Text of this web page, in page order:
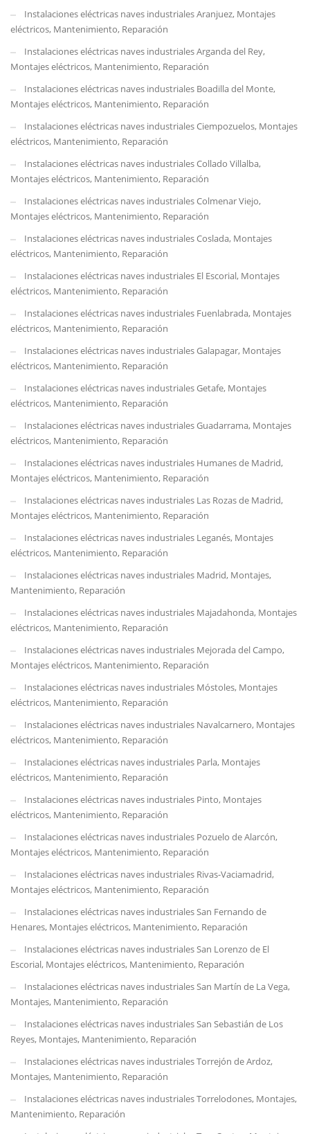
Instalaciones eléctricas naves industriales Aranjuez, Montajes
eléctricos, Mantenimiento, Reparación
Instalaciones eléctricas naves industriales Arganda del Rey,
Montajes eléctricos, Mantenimiento, Reparación
Instalaciones eléctricas naves industriales Boadilla del Monte,
Montajes eléctricos, Mantenimiento, Reparación
Instalaciones eléctricas naves industriales Ciempozuelos, Montajes
eléctricos, Mantenimiento, Reparación
Instalaciones eléctricas naves industriales Collado Villalba,
Montajes eléctricos, Mantenimiento, Reparación
Instalaciones eléctricas naves industriales Colmenar Viejo,
Montajes eléctricos, Mantenimiento, Reparación
Instalaciones eléctricas naves industriales Coslada, Montajes
eléctricos, Mantenimiento, Reparación
Instalaciones eléctricas naves industriales El Escorial, Montajes
eléctricos, Mantenimiento, Reparación
Instalaciones eléctricas naves industriales Fuenlabrada, Montajes
eléctricos, Mantenimiento, Reparación
Instalaciones eléctricas naves industriales Galapagar, Montajes
eléctricos, Mantenimiento, Reparación
Instalaciones eléctricas naves industriales Getafe, Montajes
eléctricos, Mantenimiento, Reparación
Instalaciones eléctricas naves industriales Guadarrama, Montajes
eléctricos, Mantenimiento, Reparación
Instalaciones eléctricas naves industriales Humanes de Madrid,
Montajes eléctricos, Mantenimiento, Reparación
Instalaciones eléctricas naves industriales Las Rozas de Madrid,
Montajes eléctricos, Mantenimiento, Reparación
Instalaciones eléctricas naves industriales Leganés, Montajes
eléctricos, Mantenimiento, Reparación
Instalaciones eléctricas naves industriales Madrid, Montajes,
Mantenimiento, Reparación
Instalaciones eléctricas naves industriales Majadahonda, Montajes
eléctricos, Mantenimiento, Reparación
Instalaciones eléctricas naves industriales Mejorada del Campo,
Montajes eléctricos, Mantenimiento, Reparación
Instalaciones eléctricas naves industriales Móstoles, Montajes
eléctricos, Mantenimiento, Reparación
Instalaciones eléctricas naves industriales Navalcarnero, Montajes
eléctricos, Mantenimiento, Reparación
Instalaciones eléctricas naves industriales Parla, Montajes
eléctricos, Mantenimiento, Reparación
Instalaciones eléctricas naves industriales Pinto, Montajes
eléctricos, Mantenimiento, Reparación
Instalaciones eléctricas naves industriales Pozuelo de Alarcón,
Montajes eléctricos, Mantenimiento, Reparación
Instalaciones eléctricas naves industriales Rivas-Vaciamadrid,
Montajes eléctricos, Mantenimiento, Reparación
Instalaciones eléctricas naves industriales San Fernando de
Henares, Montajes eléctricos, Mantenimiento, Reparación
Instalaciones eléctricas naves industriales San Lorenzo de El
Escorial, Montajes eléctricos, Mantenimiento, Reparación
Instalaciones eléctricas naves industriales San Martín de La Vega,
Montajes, Mantenimiento, Reparación
Instalaciones eléctricas naves industriales San Sebastián de Los
Reyes, Montajes, Mantenimiento, Reparación
Instalaciones eléctricas naves industriales Torrejón de Ardoz,
Montajes, Mantenimiento, Reparación
Instalaciones eléctricas naves industriales Torrelodones, Montajes,
Mantenimiento, Reparación